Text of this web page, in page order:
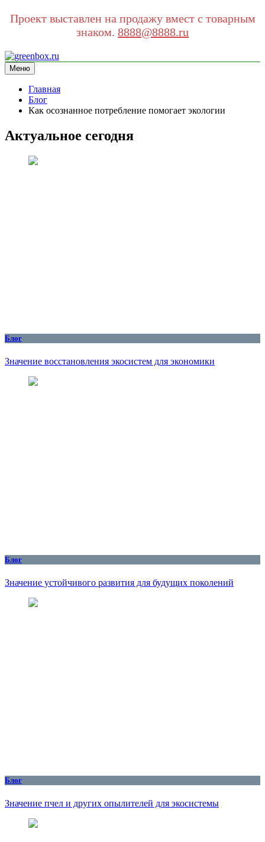
Проект выставлен на продажу вмест с товарным
знаком. 8888@8888.ru
Перейти
к
содержимому
greenbox.ru
сайт про экологию
Меню
Главная
Блог
Как осознанное потребление помогает экологии
Актуальное сегодня
Блог
Значение восстановления экосистем для экономики
Блог
Значение устойчивого развития для будущих поколений
Блог
Значение пчел и других опылителей для экосистемы